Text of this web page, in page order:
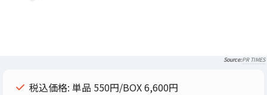
PR TIMES
税込価格: 単品 550円/BOX 6,600円